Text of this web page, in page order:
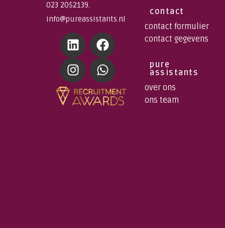
023 2052139.
info@pureassistants.nl
contact
contact formulier
contact gegevens
pure
assistants
over ons
ons team